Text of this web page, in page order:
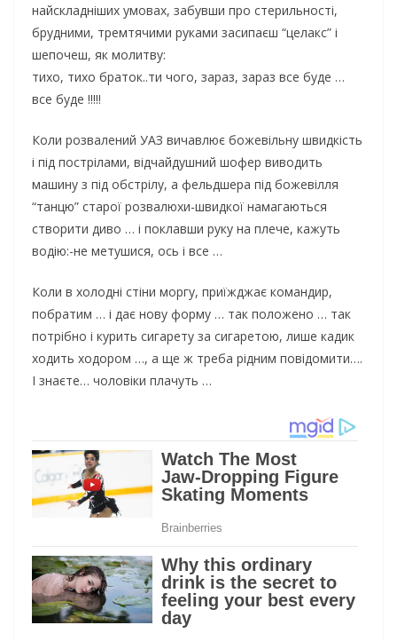
найскладніших умовах, забувши про стерильності,
брудними, тремтячими руками засипаєш “целакс” і
шепочеш, як молитву:
тихо, тихо браток..ти чого, зараз, зараз все буде …
все буде !!!!!
Коли розвалений УАЗ вичавлює божевільну швидкість
і під пострілами, відчайдушний шофер виводить
машину з під обстрілу, а фельдшера під божевілля
“танцю” старої розвалюхи-швидкої намагаються
створити диво … і поклавши руку на плече, кажуть
водію:-не метушися, ось і все …
Коли в холодні стіни моргу, приїжджає командир,
побратим … і дає нову форму … так положено … так
потрібно і курить сигарету за сигаретою, лише кадик
ходить ходором …, а ще ж треба рідним повідомити….
І знаєте… чоловіки плачуть …